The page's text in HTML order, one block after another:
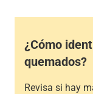
¿Cómo
quemados?
Revisa si hay